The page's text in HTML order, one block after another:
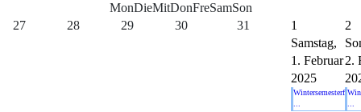
MonDieMitDonFreSamSon
27
28 29 30 31
1
Samstag,
1. Februar
2025
Wintersemesterf
...
2
2.
...